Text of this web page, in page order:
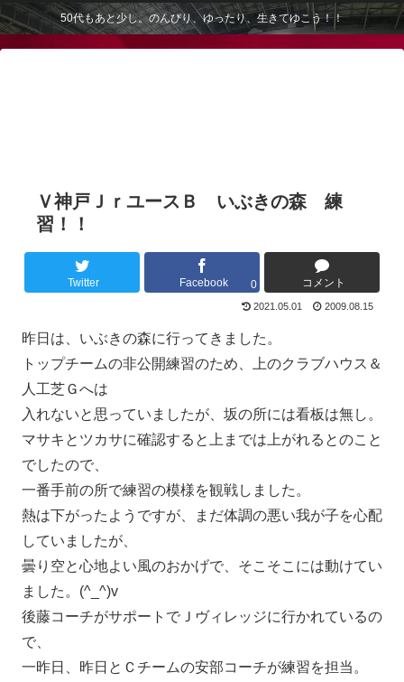
50代もあと少し。のんびり、ゆったり、生きてゆこう！！
Ｖ神戸ＪｒユースＢ いぶきの森 練
習！！
Twitter Facebook 0 コメント
2021.05.01 2009.08.15
昨日は、いぶきの森に行ってきました。
トップチームの非公開練習のため、上のクラブハウス＆
人工芝Ｇへは
入れないと思っていましたが、坂の所には看板は無し。
マサキとツカサに確認すると上までは上がれるとのこと
でしたので、
一番手前の所で練習の模様を観戦しました。
熱は下がったようですが、まだ体調の悪い我が子を心配
していましたが、
曇り空と心地よい風のおかげで、そこそこには動けてい
ました。(^_^)v
後藤コーチがサポートでＪヴィレッジに行かれているの
で、
一昨日、昨日とＣチームの安部コーチが練習を担当。